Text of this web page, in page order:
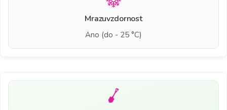
Mrazuvzdornost
Ano (do - 25 °C)